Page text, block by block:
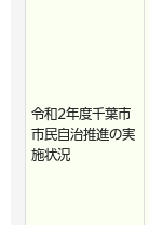
令和2年度千葉市
市民自治推進の実
施状況